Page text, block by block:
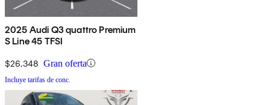
2025 Audi Q3 quattro Premium
S Line 45 TFSI
$26,348 Gran oferta
Incluye tarifas de conc.